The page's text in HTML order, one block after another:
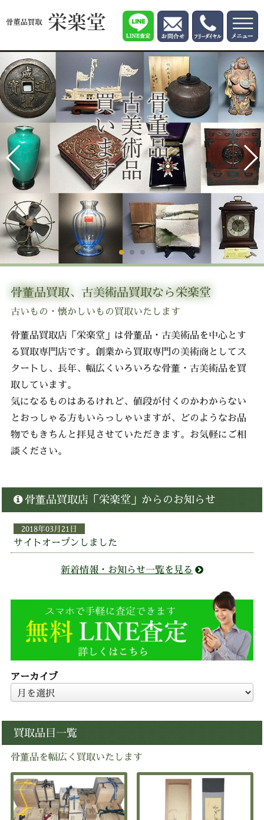
骨董品買取、古美術品買取なら栄楽堂
古いもの・懐かしいもの買取いたします
骨董品買取店「栄楽堂」は骨董品・古美術品を中心とす
る買取専門店です。創業から買取専門の美術商としてス
タートし、長年、幅広くいろいろな骨董・古美術品を買
取しています。
気になるものはあるけれど、値段が付くのかわからない
とおっしゃる方もいらっしゃいますが、どのようなお品
物でもきちんと拝見させていただきます。お気軽にご相
談ください。
骨董品買取店「栄楽堂」からのお知らせ
2018年03月21日
サイトオープンしました
新着情報・お知らせ一覧を見る
アーカイブ
ア
ー
カ
イ
ブ
買取品目一覧
骨董品を幅広く買取いたします